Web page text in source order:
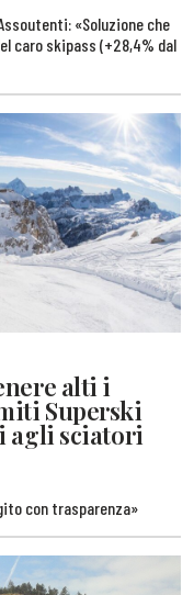
«Soluzione che
caro skipass (+28,4% dal
alti i
Superski
agli sciatori
con trasparenza»